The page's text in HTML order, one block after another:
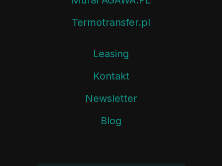
Termotransfer.pl
Leasing
Kontakt
Newsletter
Blog